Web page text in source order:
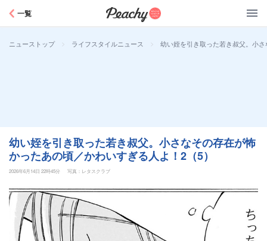
一覧
ニューストップ > ライフスタイルニュース > 幼い姪を引き取った若き叔父。小
幼い姪を引き取った若き叔父。小さなその存在が怖
かったあの頃／かわいすぎる人よ！2（5）
2026年6月14日 22時45分 写真：レタスクラブ